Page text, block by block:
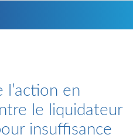
l’action en
le liquidateur
insuffisance